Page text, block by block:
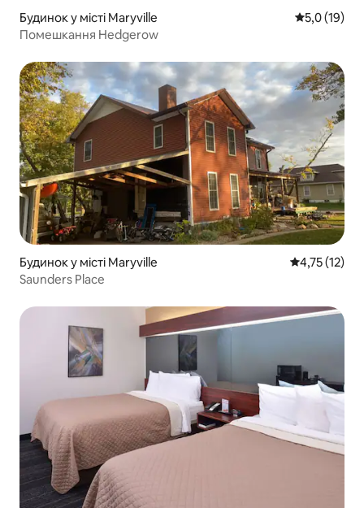
Будинок у місті Maryville Середня
5,0 (19)
Помешкання Hedgerow
Будинок у місті Maryville Середня
4,75 (12)
Saunders Place